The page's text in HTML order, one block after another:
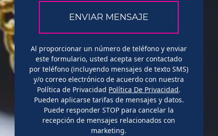
Al proporcionar un número de teléfono y enviar
este formulario, usted acepta ser contactado
por teléfono (incluyendo mensajes de texto SMS)
y/o correo electrónico de acuerdo con nuestra
Política de Privacidad Política De Privacidad.
Pueden aplicarse tarifas de mensajes y datos.
Puede responder STOP para cancelar la
recepción de mensajes relacionados con
marketing.